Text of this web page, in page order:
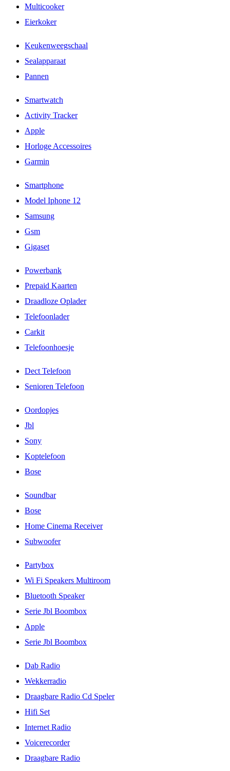
Multicooker
Eierkoker
Keukenweegschaal
Sealapparaat
Pannen
Smartwatch
Activity Tracker
Apple
Horloge Accessoires
Garmin
Smartphone
Model Iphone 12
Samsung
Gsm
Gigaset
Powerbank
Prepaid Kaarten
Draadloze Oplader
Telefoonlader
Carkit
Telefoonhoesje
Dect Telefoon
Senioren Telefoon
Oordopjes
Jbl
Sony
Koptelefoon
Bose
Soundbar
Bose
Home Cinema Receiver
Subwoofer
Partybox
Wi Fi Speakers Multiroom
Bluetooth Speaker
Serie Jbl Boombox
Apple
Serie Jbl Boombox
Dab Radio
Wekkerradio
Draagbare Radio Cd Speler
Hifi Set
Internet Radio
Voicerecorder
Draagbare Radio